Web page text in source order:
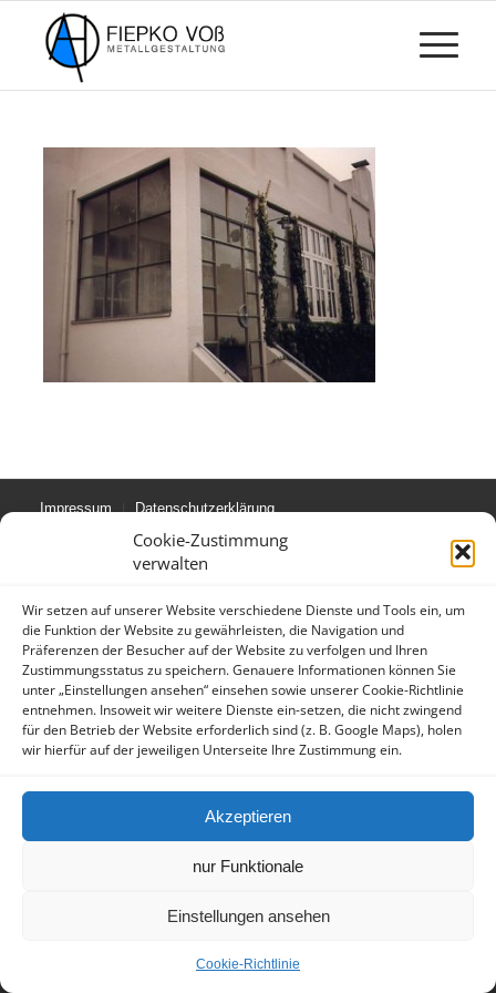
Cookie-Zustimmung
verwalten
Wir setzen auf unserer Website verschiedene Dienste und Tools ein, um
die Funktion der Website zu gewährleisten, die Navigation und
Präferenzen der Besucher auf der Website zu verfolgen und Ihren
Zustimmungsstatus zu speichern. Genauere Informationen können Sie
unter „Einstellungen ansehen“ einsehen sowie unserer Cookie-Richtlinie
entnehmen. Insoweit wir weitere Dienste ein-setzen, die nicht zwingend
für den Betrieb der Website erforderlich sind (z. B. Google Maps), holen
wir hierfür auf der jeweiligen Unterseite Ihre Zustimmung ein.
Akzeptieren
nur Funktionale
Einstellungen ansehen
Cookie-Richtlinie
Impressum Datenschutzerklärung